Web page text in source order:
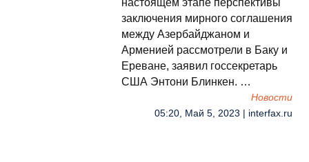
настоящем этапе перспективы
заключения мирного соглашения
между Азербайджаном и
Арменией рассмотрели в Баку и
Ереване, заявил госсекретарь
США Энтони Блинкен. …
Новости
05:20, Май 5, 2023 | interfax.ru